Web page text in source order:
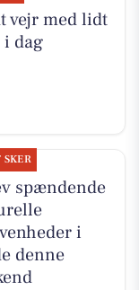
vejr med lidt
dag
SKER
spændende
i
denne